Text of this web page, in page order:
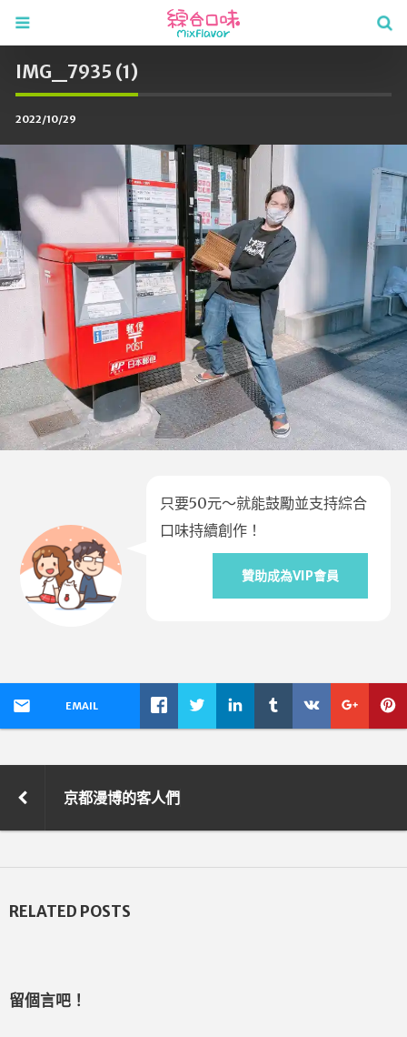
IMG_7935 (1)
2022/10/29
只要50元～就能鼓勵並支持綜合
口味持續創作！
贊助成為VIP會員
EMAIL
京都漫博的客人們
RELATED POSTS
留個言吧！